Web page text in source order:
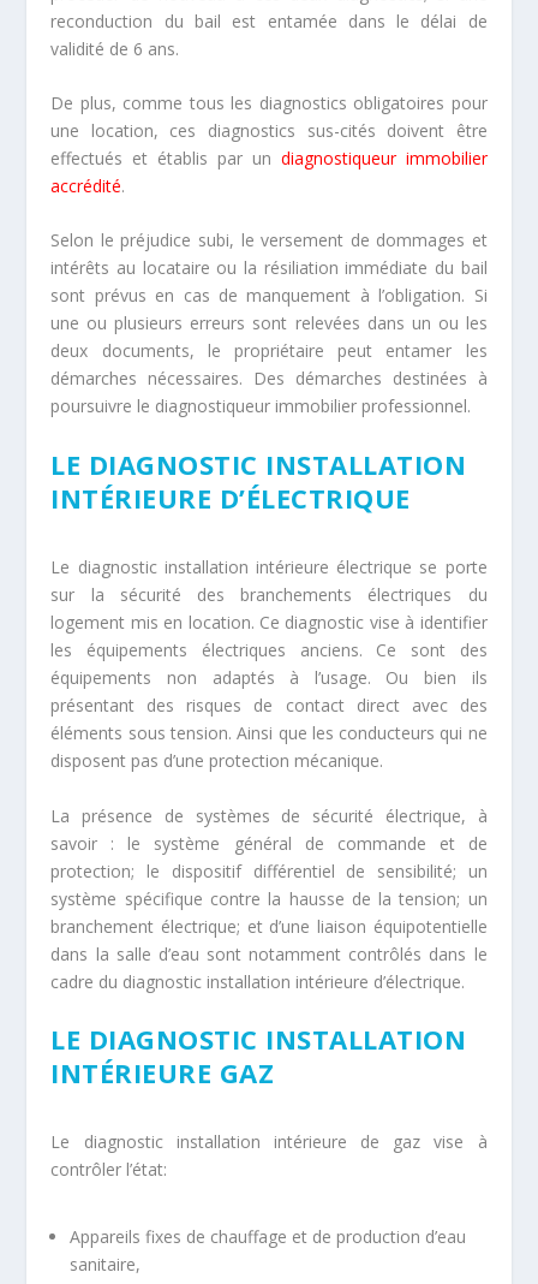
reconduction du bail est entamée dans le délai de
validité de 6 ans.
De plus, comme tous les diagnostics obligatoires pour
une location, ces diagnostics sus-cités doivent être
effectués et établis par un diagnostiqueur immobilier
accrédité.
Selon le préjudice subi, le versement de dommages et
intérêts au locataire ou la résiliation immédiate du bail
sont prévus en cas de manquement à l’obligation. Si
une ou plusieurs erreurs sont relevées dans un ou les
deux documents, le propriétaire peut entamer les
démarches nécessaires. Des démarches destinées à
poursuivre le diagnostiqueur immobilier professionnel.
LE DIAGNOSTIC INSTALLATION
INTÉRIEURE D’ÉLECTRIQUE
Le diagnostic installation intérieure électrique se porte
sur la sécurité des branchements électriques du
logement mis en location. Ce diagnostic vise à identifier
les équipements électriques anciens. Ce sont des
équipements non adaptés à l’usage. Ou bien ils
présentant des risques de contact direct avec des
éléments sous tension. Ainsi que les conducteurs qui ne
disposent pas d’une protection mécanique.
La présence de systèmes de sécurité électrique, à
savoir : le système général de commande et de
protection; le dispositif différentiel de sensibilité; un
système spécifique contre la hausse de la tension; un
branchement électrique; et d’une liaison équipotentielle
dans la salle d’eau sont notamment contrôlés dans le
cadre du diagnostic installation intérieure d’électrique.
LE DIAGNOSTIC INSTALLATION
INTÉRIEURE GAZ
Le diagnostic installation intérieure de gaz vise à
contrôler l’état:
Appareils fixes de chauffage et de production d’eau
sanitaire,